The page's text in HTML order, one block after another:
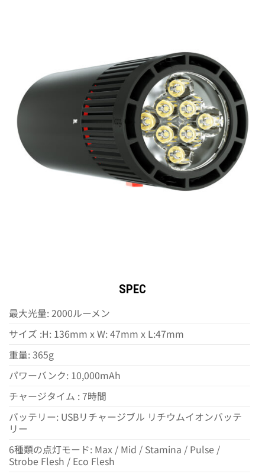
SPEC
最大光量: 2000ルーメン
サイズ :H: 136mm x W: 47mm x L:47mm
重量: 365g
パワーバンク: 10,000mAh
チャージタイム : 7時間
バッテリー: USBリチャージブル リチウムイオンバッテ
リー
6種類の点灯モード: Max / Mid / Stamina / Pulse /
Strobe Flesh / Eco Flesh